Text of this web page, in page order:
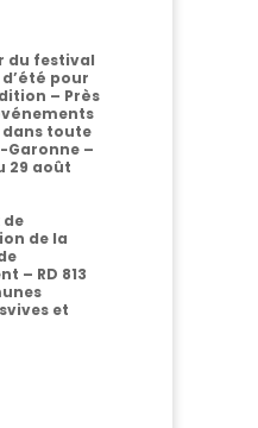
du festival
d’été pour
– Près
toute
Garonne –
29 août
de
de la
– RD 813
et